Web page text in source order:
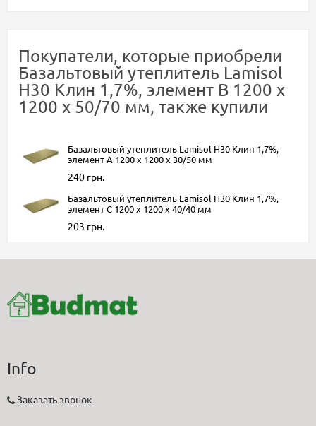
Покупатели, которые приобрели
Базальтовый утеплитель Lamisol
Н30 Клин 1,7%, элемент B 1200 х
1200 х 50/70 мм, также купили
Базальтовый утеплитель Lamisol Н30 Клин 1,7%,
элемент А 1200 х 1200 х 30/50 мм
240 грн.
Базальтовый утеплитель Lamisol Н30 Клин 1,7%,
элемент C 1200 х 1200 х 40/40 мм
203 грн.
Info
Заказать звонок